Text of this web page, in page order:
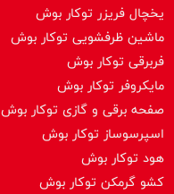
یخچال فریزر توکار بوش
ماشین ظرفشویی توکار بوش
فربرقی توکار بوش
مایکروفر توکار بوش
صفحه برقی و گازی توکار بوش
اسپرسوساز توكار بوش
هود توکار بوش
کشو گرمکن توکار بوش